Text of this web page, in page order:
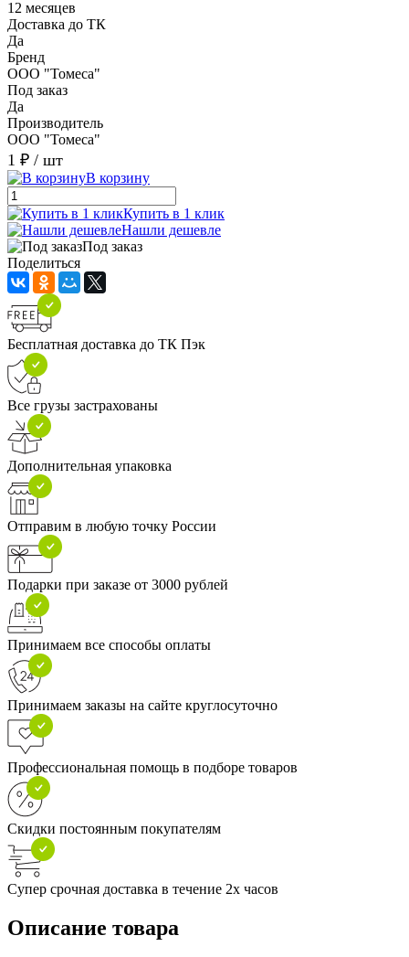
12 месяцев
Доставка до ТК
Да
Бренд
ООО "Томеса"
Под заказ
Да
Производитель
ООО "Томеса"
1 ₽ / шт
В корзину
Купить в 1 клик
Нашли дешевле
Под заказ
Поделиться
Бесплатная доставка до ТК Пэк
Все грузы застрахованы
Дополнительная упаковка
Отправим в любую точку России
Подарки при заказе от 3000 рублей
Принимаем все способы оплаты
Принимаем заказы на сайте круглосуточно
Профессиональная помощь в подборе товаров
Скидки постоянным покупателям
Супер срочная доставка в течение 2х часов
Описание товара